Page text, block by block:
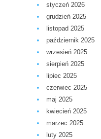
styczeń 2026
grudzień 2025
listopad 2025
październik 2025
wrzesień 2025
sierpień 2025
lipiec 2025
czerwiec 2025
maj 2025
kwiecień 2025
marzec 2025
luty 2025